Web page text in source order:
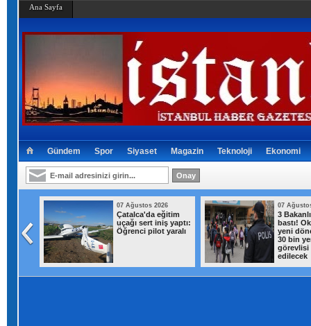
Ana Sayfa
Gündem Spor Siyaset Magazin Teknoloji Ekonomi
1 kilo
07 Ağustos 2026
Çatalca'da eğitim
uçağı sert iniş yaptı:
Öğrenci pilot yaralı
07
3
bastı!
yeni
30 bin
görevlisi
edilecek